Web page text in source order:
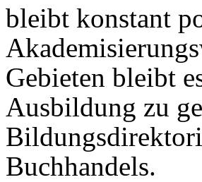
bleibt konstant
Gebieten bleibt
Ausbildung zu
Buchhandels.